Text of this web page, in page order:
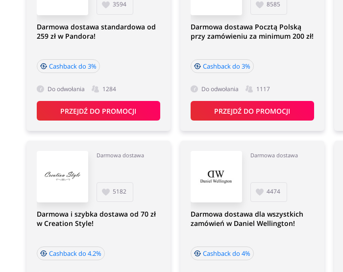
3594
Darmowa dostawa standardowa od
259 zł w Pandora!
Cashback do 3%
Do odwołania 1284
PRZEJDŹ DO PROMOCJI
8585
Darmowa dostawa Pocztą Polską
przy zamówieniu za minimum 200 zł!
Cashback do 3%
Do odwołania 1117
PRZEJDŹ DO PROMOCJI
Darmowa dostawa
5182
Darmowa i szybka dostawa od 70 zł
w Creation Style!
Cashback do 4.2%
Darmowa dostawa
4474
Darmowa dostawa dla wszystkich
zamówień w Daniel Wellington!
Cashback do 4%